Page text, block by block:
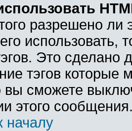
разрешено
использовать,
Это сделано
тэгов
вы сможете
этого
началу